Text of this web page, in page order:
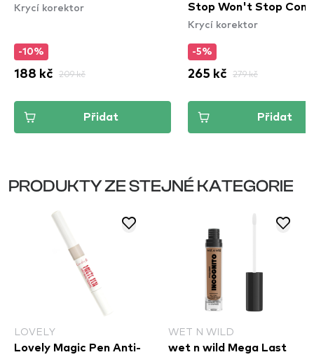
Krycí korektor
-10%
188 kč 209 kč
Přidat
Stop Won't Stop
Concealer - Mahogany
Krycí korektor
-5%
265 kč 279 kč
Přidat
PRODUKTY ZE STEJNÉ KATEGORIE
LOVELY
Lovely Magic Pen Anti-
WET N WILD
wet n wild Mega Last